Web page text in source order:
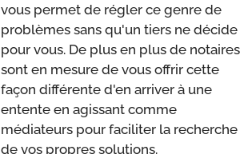
vous permet de régler ce genre de
problèmes sans qu'un tiers ne décide
pour vous. De plus en plus de notaires
sont en mesure de vous offrir cette
façon différente d'en arriver à une
entente en agissant comme
médiateurs pour faciliter la recherche
de vos propres solutions.